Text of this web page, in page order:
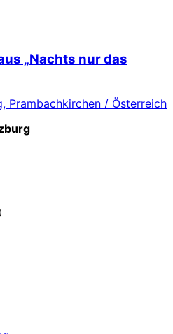
„Nachts nur das
Prambachkirchen / Österreich